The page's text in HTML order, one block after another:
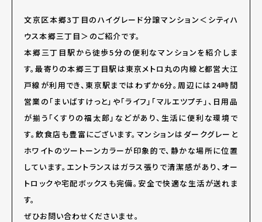
文京区本郷3丁目のハイグレード分譲マンション＜シティハ
ウス本郷三丁目＞のご紹介です。
本郷三丁目駅から徒歩5分の便利なマンションを紹介しま
す。最寄りの本郷三丁目駅は東京メトロ丸の内線と都営大江
戸線が利用でき、東京駅まではわずか6分。周辺には24時間
営業の「まいばすけっと」や「ライフ」「マルエツプチ」、日用品
が揃う「くすりの福太郎」などがあり、生活に便利な環境で
す。飲食店も豊富にございます。マンションはダークグレーと
ホワイトのツートーンカラーが印象的で、静かな場所に位置
しています。エントランスはガラス張りで清潔感があり、オー
トロックや宅配ボックスも完備。安全で快適な生活が送れま
す。
ぜひお問い合わせくださいませ。